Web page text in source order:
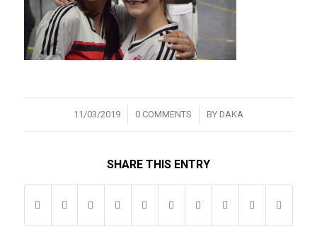
11/03/2019
/ 0 COMMENTS
/ BY DAKA
SHARE THIS ENTRY